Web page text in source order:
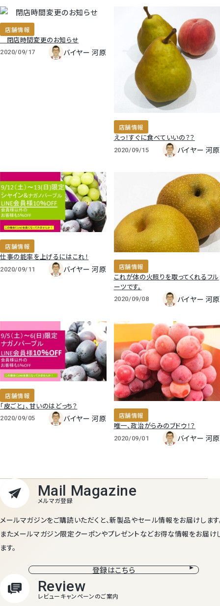
シャインマスカット
クイーンルージュ
すいか
マスクメロンと季節のフルーツ詰合せ
お試しフルーツ
店舗情報
閉店時間変更のお知らせ
2020/09/17 バイヤー 河原
店舗情報
えっ！すぐに食べていいの？？
2020/09/15 バイヤー 河原
店舗情報
仕事の能率を上げるにはこれ！
2020/09/11 バイヤー 河原 店舗情報
これが体の火照りを取ってくれるフル
ーツです。
2020/09/08 バイヤー 河原
店舗情報
「皮ごと」、甘いのはどっち？
2020/09/05 バイヤー 河原 店舗情報
唯一、政治がらみのブドウ！？
2020/09/01 バイヤー 河原
メールマガジンをご購読いただくと、新製品やセール情報をお届けします
またメールマガジン限定クーポンやプレゼントなどお得な情報をお届け
ます。
登録はこちら